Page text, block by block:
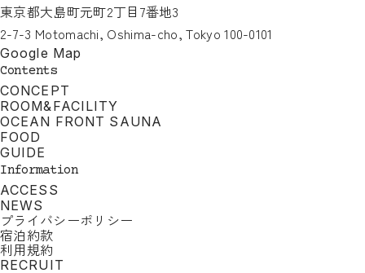
東京都大島町元町2丁目7番地3
2-7-3 Motomachi, Oshima-cho, Tokyo 100-0101
Google Map
Contents
CONCEPT
ROOM&FACILITY
OCEAN FRONT SAUNA
FOOD
GUIDE
Information
ACCESS
NEWS
プライバシーポリシー
宿泊約款
利用規約
RECRUIT